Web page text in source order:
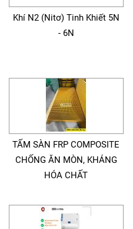
Khí N2 (Nitơ) Tinh Khiết 5N
- 6N
TẤM SÀN FRP COMPOSITE
CHỐNG ĂN MÒN, KHÁNG
HÓA CHẤT